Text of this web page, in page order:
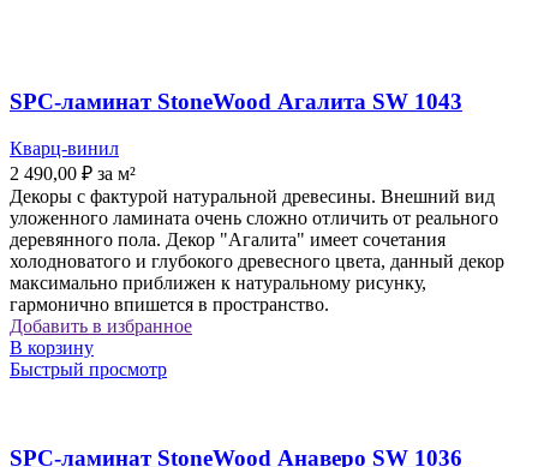
SPC-ламинат StoneWood Агалита SW 1043
Кварц-винил
2 490,00 ₽ за м²
Декоры с фактурой натуральной древесины. Внешний вид
уложенного ламината очень сложно отличить от реального
деревянного пола. ​Декор "Агалита" имеет сочетания
холодноватого и глубокого древесного цвета, данный декор
максимально приближен к натуральному рисунку,
гармонично впишется в пространство.
Добавить в избранное
В корзину
Быстрый просмотр
SPC-ламинат StoneWood Анаверо SW 1036